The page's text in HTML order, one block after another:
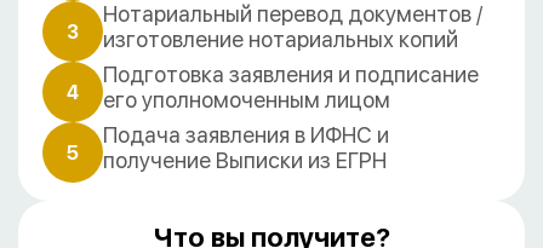
3
Нотариальный перевод документов /
изготовление нотариальных копий
4
Подготовка заявления и подписание
его уполномоченным лицом
5
Подача заявления в ИФНС и
получение Выписки из ЕГРН
Что вы получите?